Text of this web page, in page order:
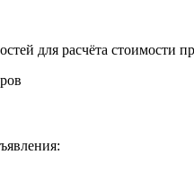
для расчёта стоимости